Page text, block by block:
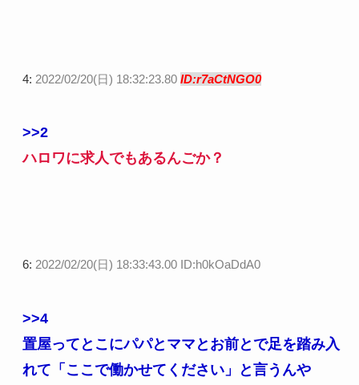
4: 2022/02/20(日) 18:32:23.80 ID:r7aCtNGO0
>>2
ハロワに求人でもあるんごか？
6: 2022/02/20(日) 18:33:43.00 ID:h0kOaDdA0
>>4
置屋ってとこにパパとママとお前とで足を踏み入
れて「ここで働かせてください」と言うんや